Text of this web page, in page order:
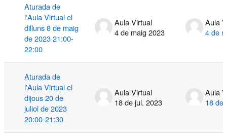
Aturada de
l'Aula Virtual el
dilluns 8 de maig
de 2023 21:00-
22:00
Aula Virtual
4 de maig 2023
Aula
4 de
Aturada de
l'Aula Virtual el
dijous 20 de
juliol de 2023
20:00-21:30
Aula Virtual
18 de jul. 2023
Aula
18 de